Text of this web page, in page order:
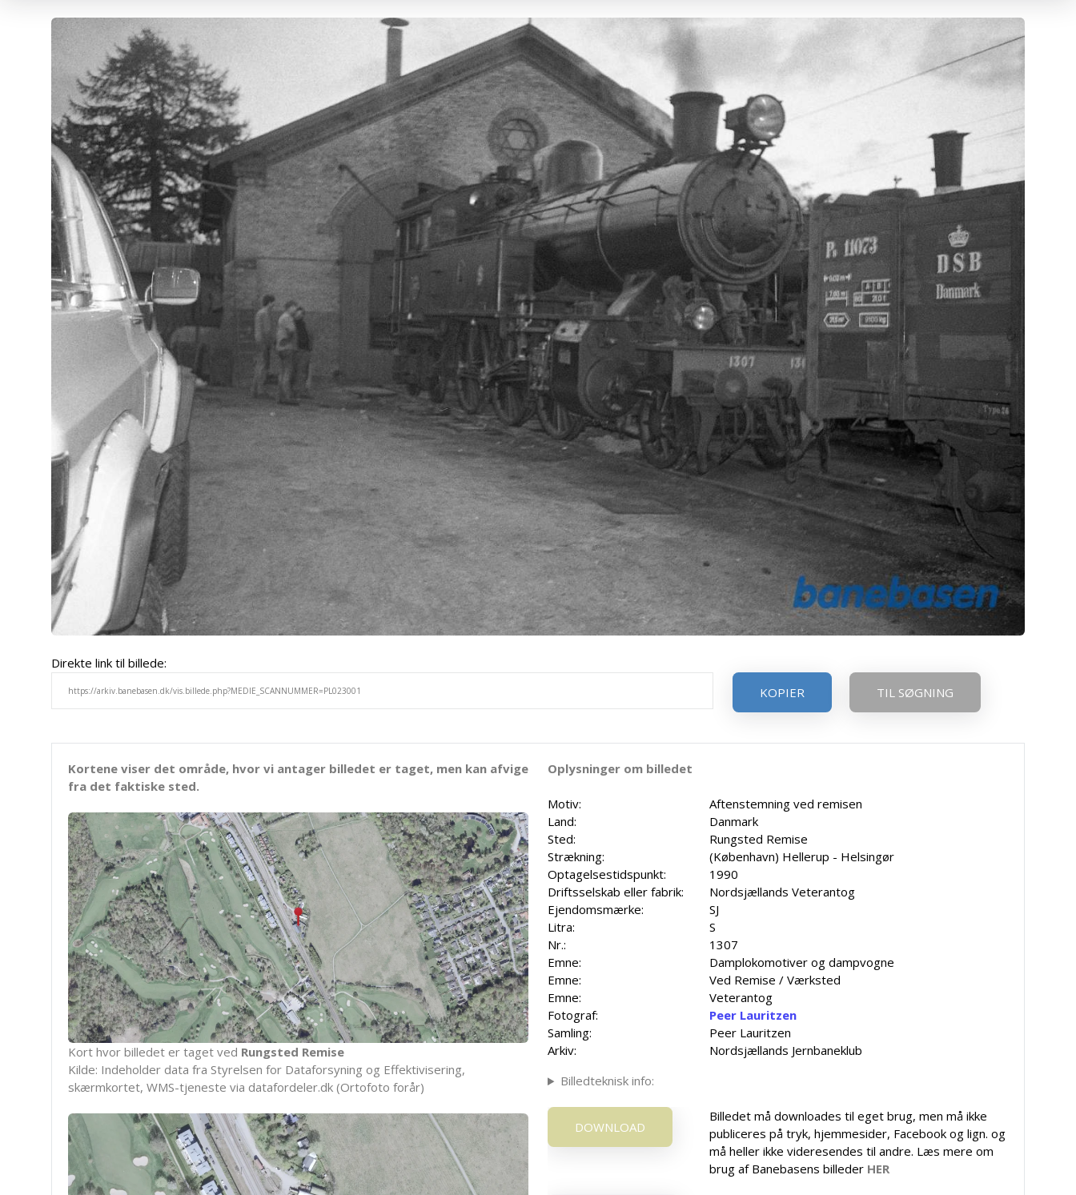
Direkte link til billede:
KOPIER
TIL SØGNING
Kortene viser det område, hvor vi antager billedet er taget, men kan afvige
fra det faktiske sted.
Kort hvor billedet er taget ved Rungsted Remise
Kilde: Indeholder data fra Styrelsen for Dataforsyning og Effektivisering,
skærmkortet, WMS-tjeneste via datafordeler.dk (Ortofoto forår)
Oplysninger om billedet
Motiv:
Aftenstemning ved remisen
Land:
Danmark
Sted:
Rungsted Remise
Strækning:
(København) Hellerup - Helsingør
Optagelsestidspunkt:
1990
Driftsselskab eller fabrik:
Nordsjællands Veterantog
Ejendomsmærke:
SJ
Litra:
S
Nr.:
1307
Emne:
Damplokomotiver og dampvogne
Emne:
Ved Remise / Værksted
Emne:
Veterantog
Fotograf:
Peer Lauritzen
Samling:
Peer Lauritzen
Arkiv:
Nordsjællands Jernbaneklub
Billedteknisk info:
DOWNLOAD
Billedet må downloades til eget brug, men må ikke
publiceres på tryk, hjemmesider, Facebook og lign. og
må heller ikke videresendes til andre. Læs mere om
brug af Banebasens billeder HER